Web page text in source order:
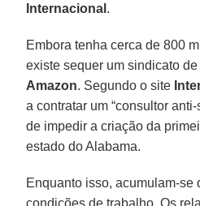
Internacional .
Embora tenha cerca de 800
existe sequer um sindicato
Amazon. Segundo o site
a contratar um “consultor
de impedir a criação da
estado do Alabama.
Enquanto isso, acumulam-se
condições de trabalho. Os